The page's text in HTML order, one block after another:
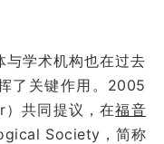
与学术机构也在过去
了关键作用。2005
）共同提议，在福音
Society，简称